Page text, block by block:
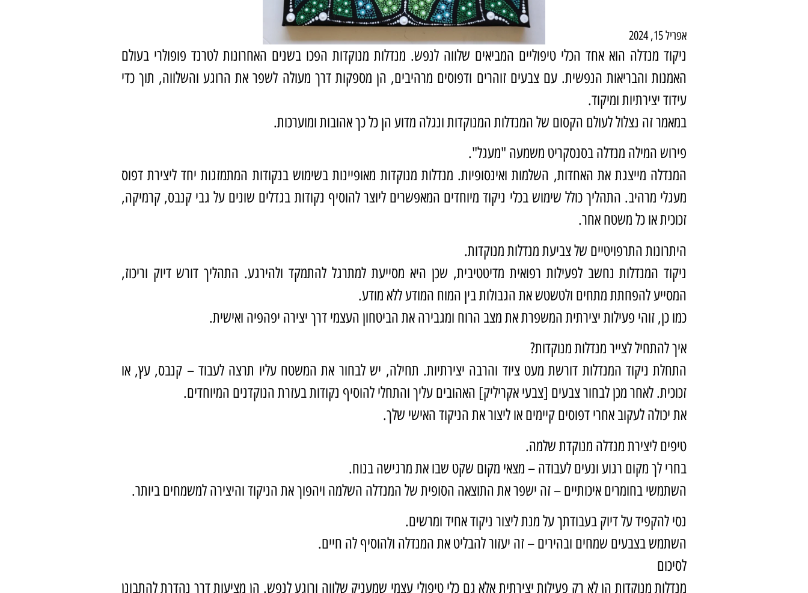
אפריל 15, 2024
ניקוד מנדלה הוא אחד הכלי טיפוליים המביאים שלווה לנפש. מנדלות מנוקדות הפכו בשנים האחרונות לטרנד פופולרי בעולם
האמנות והבריאות הנפשית. עם צבעים זוהרים ודפוסים מרהיבים, הן מספקות דרך מעולה לשפר את הרוגע והשלווה, תוך כדי
עידוד יצירתיות ומיקוד.
במאמר זה נצלול לעולם הקסום של המנדלות המנוקדות ונגלה מדוע הן כל כך אהובות ומוערכות.
פירוש המילה מנדלה בסנסקריט משמעה "מעגל".
המנדלה מייצגת את האחדות, השלמות ואינסופיות. מנדלות מנוקדות מאופיינות בשימוש בנקודות המתמזגות יחד ליצירת דפוס
מעגלי מרהיב. התהליך כולל שימוש בכלי ניקוד מיוחדים המאפשרים ליוצר להוסיף נקודות בגדלים שונים על גבי קנבס, קרמיקה,
זכוכית או כל משטח אחר.
היתרונות התרפויטיים של צביעת מנדלות מנוקדות.
ניקוד המנדלות נחשב לפעילות רפואית מדיטטיבית, שכן היא מסייעת למתרגל להתמקד ולהירגע. התהליך דורש דיוק וריכוז,
המסייע להפחתת מתחים ולטשטש את הגבולות בין המוח המודע ללא מודע.
כמו כן, זוהי פעילות יצירתית המשפרת את מצב הרוח ומגבירה את הביטחון העצמי דרך יצירה יפהפיה ואישית.
איך להתחיל לצייר מנדלות מנוקדות?
התחלת ניקוד המנדלות דורשת מעט ציוד והרבה יצירתיות. תחילה, יש לבחור את המשטח עליו תרצה לעבוד – קנבס, עץ, או
זכוכית. לאחר מכן לבחור צבעים [צבעי אקריליק] האהובים עליך והתחלי להוסיף נקודות בעזרת הנוקדנים המיוחדים.
את יכולה לעקוב אחרי דפוסים קיימים או ליצור את הניקוד האישי שלך.
טיפים ליצירת מנדלה מנוקדת שלמה.
בחרי לך מקום רגוע ונעים לעבודה – מצאי מקום שקט שבו את מרגישה בנוח.
השתמשי בחומרים איכותיים – זה ישפר את התוצאה הסופית של המנדלה השלמה ויהפוך את הניקוד והיצירה למשמחים ביותר.
נסי להקפיד על דיוק בעבודתך על מנת ליצור ניקוד אחיד ומרשים.
השתמש בצבעים שמחים ובהירים – זה יעזור להבליט את המנדלה ולהוסיף לה חיים.
לסיכום
מנדלות מנוקדות הן לא רק פעילות יצירתית אלא גם כלי טיפולי עצמי שמעניק שלווה ורוגע לנפש. הן מציעות דרך נהדרת להתבונן